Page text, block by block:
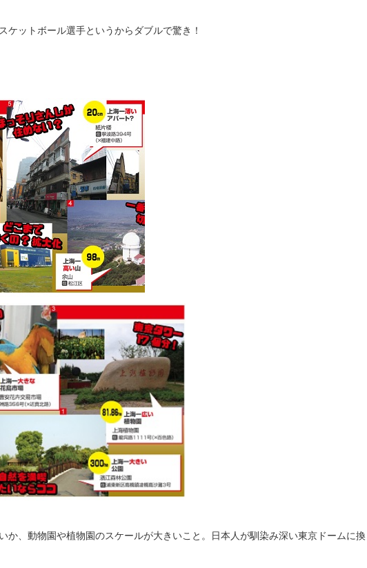
ケットボール選手というからダブルで驚き！
か、動物園や植物園のスケールが大きいこと。日本人が馴染み深い東京ドームに換